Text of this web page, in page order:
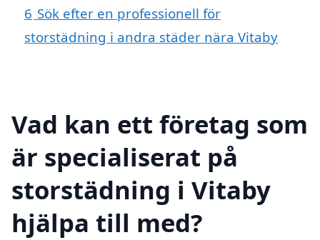
6 Sök efter en professionell för
storstädning i andra städer nära Vitaby
Vad kan ett företag som
är specialiserat på
storstädning i Vitaby
hjälpa till med?